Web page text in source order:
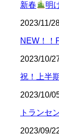
新春 明
2023/11/
NEW！！
2023/10/
祝！上半
2023/10/
トランセ
2023/09/